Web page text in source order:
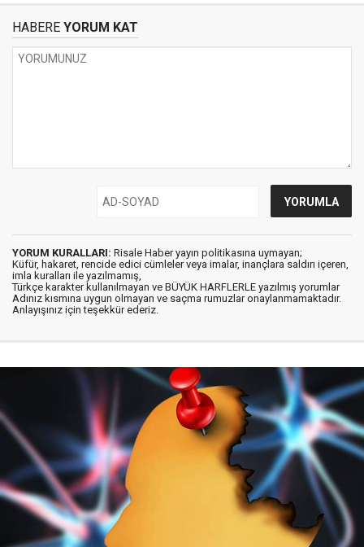
HABERE YORUM KAT
YORUM KURALLARI: Risale Haber yayın politikasına uymayan;
Küfür, hakaret, rencide edici cümleler veya imalar, inançlara saldırı içeren,
imla kuralları ile yazılmamış,
Türkçe karakter kullanılmayan ve BÜYÜK HARFLERLE yazılmış yorumlar
Adınız kısmına uygun olmayan ve saçma rumuzlar onaylanmamaktadır.
Anlayışınız için teşekkür ederiz.